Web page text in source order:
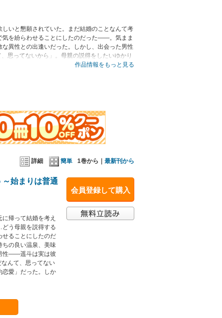
いと懇願されていた。まだ結婚のことなんて考
を紛らわせることにしたのだった――。気まま
異性との出逢いだった。しかし、出会った男性
ってないから」。母親の説得をしたいゆかり
作品情報をもっと見る
詳細 簡単 1巻から｜ 最新刊から
会員登録して購入
始まりは普通
帰って結婚を考え
う母親を説得する
せることにしたのだ
の良い温泉、美味
性――遥斗は実は彼
んて、思ってない
恋愛」だった。しか